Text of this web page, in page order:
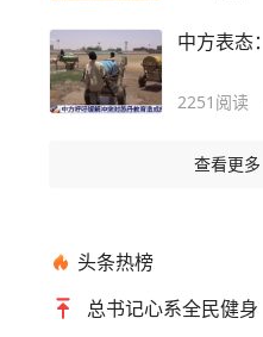
中方表态
2251 阅读
查看更多
头条热榜
总书记心系全民健身